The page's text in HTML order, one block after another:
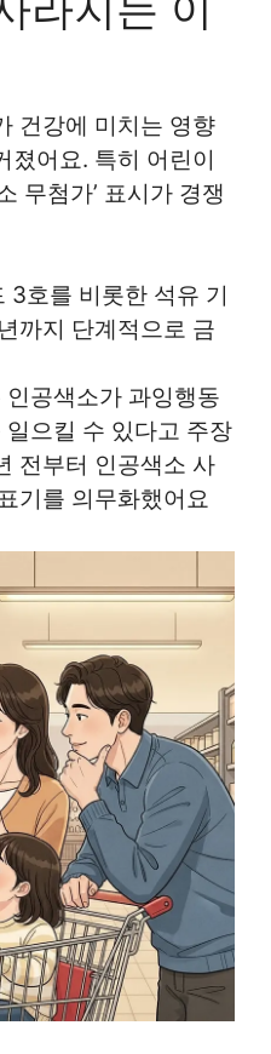
건강에 미치는 영향
졌어요. 특히 어린이
무첨가’ 표시가 경쟁
3호를 비롯한 석유 기
까지 단계적으로 금
공색소가 과잉행동
으킬 수 있다고 주장
전부터 인공색소 사
기를 의무화했어요